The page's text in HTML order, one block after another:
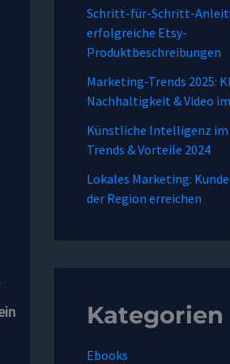
Schritt-für-Schritt-
erfolgreiche Etsy-
Produktbeschreibungen
Marketing-Trends 2025:
Nachhaltigkeit & Video
Künstliche Intelligenz
Trends & Vorteile 2024
Lokales Marketing:
der Region erreichen
Kategorien
Ebooks